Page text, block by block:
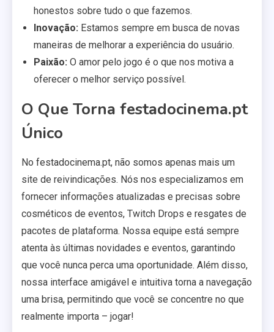
honestos sobre tudo o que fazemos.
Inovação: Estamos sempre em busca de novas
maneiras de melhorar a experiência do usuário.
Paixão: O amor pelo jogo é o que nos motiva a
oferecer o melhor serviço possível.
O Que Torna festadocinema.pt
Único
No festadocinema.pt, não somos apenas mais um
site de reivindicações. Nós nos especializamos em
fornecer informações atualizadas e precisas sobre
cosméticos de eventos, Twitch Drops e resgates de
pacotes de plataforma. Nossa equipe está sempre
atenta às últimas novidades e eventos, garantindo
que você nunca perca uma oportunidade. Além disso,
nossa interface amigável e intuitiva torna a navegação
uma brisa, permitindo que você se concentre no que
realmente importa – jogar!